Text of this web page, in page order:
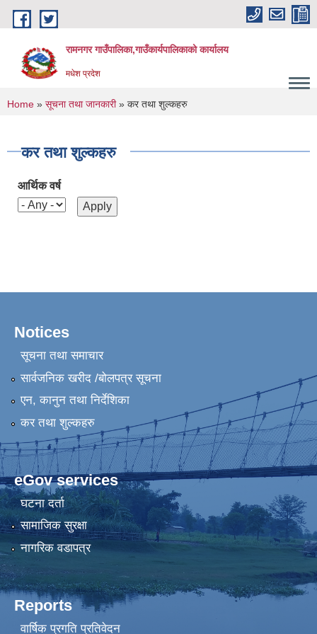
Skip to main content
रामनगर गाउँपालिका,गाउँकार्यपालिकाको कार्यालय
मधेश प्रदेश
You are here
Home » सूचना तथा जानकारी» कर तथा शुल्कहरु
कर तथा शुल्कहरु
आर्थिक वर्ष
Notices
सूचना तथा समाचार
सार्वजनिक खरीद /बोलपत्र सूचना
एन, कानुन तथा निर्देशिका
कर तथा शुल्कहरु
eGov services
घटना दर्ता
सामाजिक सुरक्षा
नागरिक वडापत्र
Reports
वार्षिक प्रगति प्रतिवेदन